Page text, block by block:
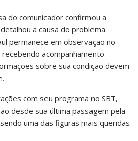
do comunicador confirmou a
a causa do problema.
permanece em observação no
acompanhamento
sobre sua condição devem
com seu programa no SBT,
desde sua última passagem pela
uma das figuras mais queridas